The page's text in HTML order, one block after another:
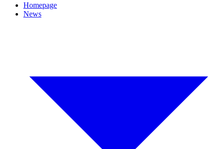
Homepage
News